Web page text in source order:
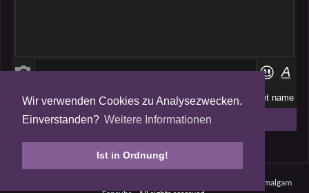
Wir verwenden Cookies zu Analysezwecken.
Einverstanden? Weitere Informationen
Ist in Ordnung!
Folge uns auf
Tweets by AmalgamFansubs
Amalgam